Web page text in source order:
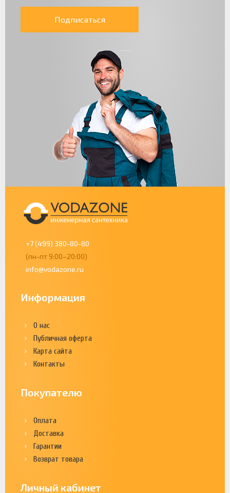
Подписаться
+7 (499) 380-80-80
(пн-пт 9:00–20:00)
info@vodazone.ru
Информация
О нас
Публичная оферта
Карта сайта
Контакты
Покупателю
Оплата
Доставка
Гарантии
Возврат товара
Личный кабинет